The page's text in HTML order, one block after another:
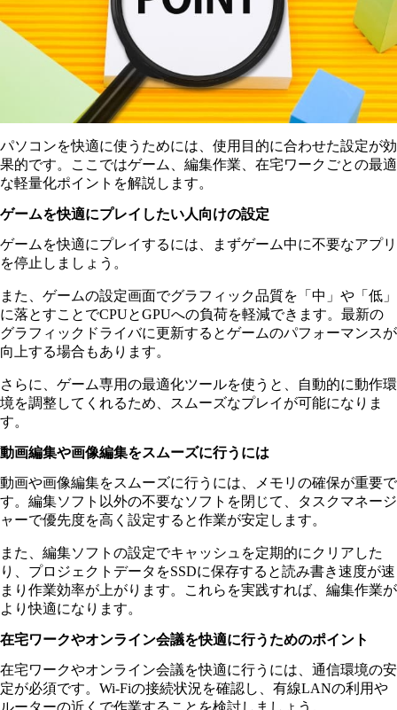
パソコンを快適に使うためには、使用目的に合わせた設定が効
果的です。ここではゲーム、編集作業、在宅ワークごとの最適
な軽量化ポイントを解説します。
ゲームを快適にプレイしたい人向けの設定
ゲームを快適にプレイするには、まずゲーム中に不要なアプリ
を停止しましょう。
また、ゲームの設定画面でグラフィック品質を「中」や「低」
に落とすことでCPUとGPUへの負荷を軽減できます。最新の
グラフィックドライバに更新するとゲームのパフォーマンスが
向上する場合もあります。
さらに、ゲーム専用の最適化ツールを使うと、自動的に動作環
境を調整してくれるため、スムーズなプレイが可能になりま
す。
動画編集や画像編集をスムーズに行うには
動画や画像編集をスムーズに行うには、メモリの確保が重要で
す。編集ソフト以外の不要なソフトを閉じて、タスクマネージ
ャーで優先度を高く設定すると作業が安定します。
また、編集ソフトの設定でキャッシュを定期的にクリアした
り、プロジェクトデータをSSDに保存すると読み書き速度が速
まり作業効率が上がります。これらを実践すれば、編集作業が
より快適になります。
在宅ワークやオンライン会議を快適に行うためのポイント
在宅ワークやオンライン会議を快適に行うには、通信環境の安
定が必須です。Wi-Fiの接続状況を確認し、有線LANの利用や
ルーターの近くで作業することを検討しましょう。